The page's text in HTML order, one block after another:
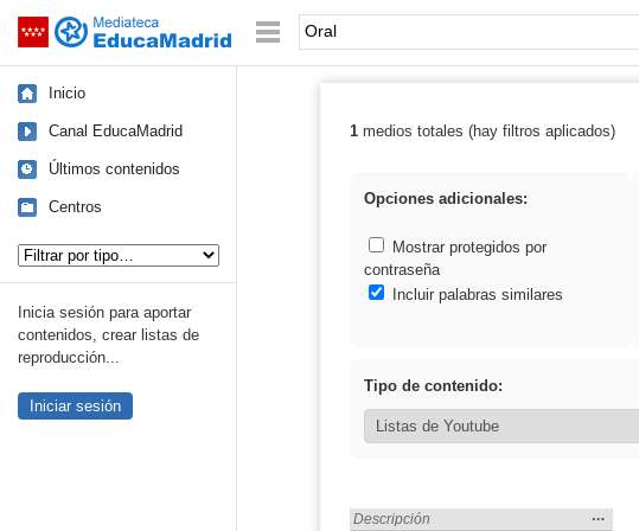
Saltar navegación Palabra o frase:
Inicio
Canal EducaMadrid
Últimos contenidos
Centros
Inicia sesión para aportar
contenidos, crear listas de
reproducción...
Iniciar sesión
Resultados de: Oral
1medios totales (hay filtros aplicados)
Opciones adicionales:
Mostrar protegidos por
contraseña
Incluir palabras similares
Tipo de contenido:
Encontrado «Oral» en:
Descripción
Mostrar
…